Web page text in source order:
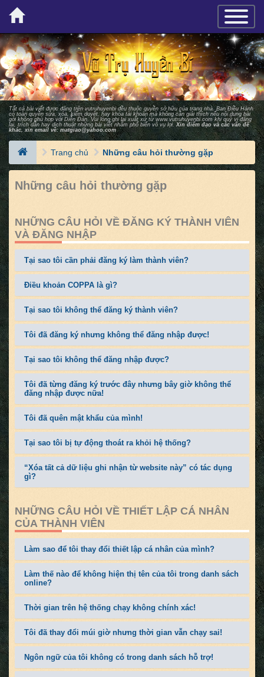
×
Tất cả bài viết được đăng trên vutruhuyenbi đều thuộc quyền sở hữu của trang nhà. Ban Ðiều Hành
có toàn quyền sửa, xóa, kiểm duyệt, hay khóa tài khoản mà không cần giải thích nếu nội dung bài
gởi không phù hợp với Diễn Ðàn. Vui lòng ghi lại xuất xứ từwww.vutruhuyenbi.comkhi quý vị đăng
lại, trích dẫn hay dịch thuật những bài viết nhằm phổ biến vô vụ lợi. Xin điểm đạo và các vấn đề
khác, xin email về: matgiao@yahoo.com
Trang chủ Những câu hỏi thường gặp
Những câu hỏi thường gặp
NHỮNG CÂU HỎI VỀ ĐĂNG KÝ THÀNH VIÊN
VÀ ĐĂNG NHẬP
Tại sao tôi cần phải đăng ký làm thành viên?
Điều khoản COPPA là gì?
Tại sao tôi không thể đăng ký thành viên?
Tôi đã đăng ký nhưng không thể đăng nhập được!
Tại sao tôi không thể đăng nhập được?
Tôi đã từng đăng ký trước đây nhưng bây giờ không thể
đăng nhập được nữa!
Tôi đã quên mật khẩu của mình!
Tại sao tôi bị tự động thoát ra khỏi hệ thống?
“Xóa tất cả dữ liệu ghi nhận từ website này” có tác dụng
gì?
NHỮNG CÂU HỎI VỀ THIẾT LẬP CÁ NHÂN
CỦA THÀNH VIÊN
Làm sao để tôi thay đổi thiết lập cá nhân của mình?
Làm thế nào để không hiện thị tên của tôi trong danh sách
online?
Thời gian trên hệ thống chạy không chính xác!
Tôi đã thay đổi múi giờ nhưng thời gian vẫn chạy sai!
Ngôn ngữ của tôi không có trong danh sách hỗ trợ!